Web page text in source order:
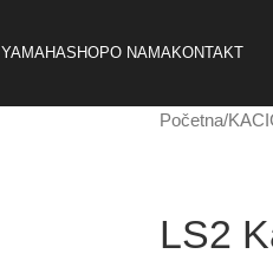
YAMAHASHOPO NAMAKONTAKT
Početna
LS2